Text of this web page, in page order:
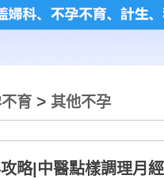
育 > 其他不孕
略|中醫點樣調理月